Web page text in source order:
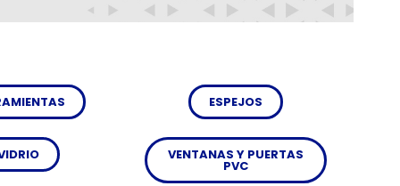
ESPEJOS
VENTANAS Y PUERTAS
PVC